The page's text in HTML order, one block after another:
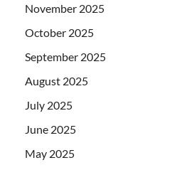
November 2025
October 2025
September 2025
August 2025
July 2025
June 2025
May 2025